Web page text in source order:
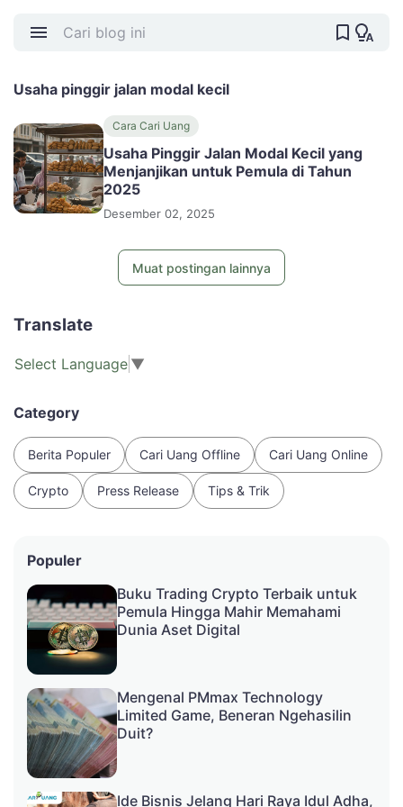
Usaha pinggir jalan modal kecil
Cara Cari Uang
Usaha Pinggir Jalan Modal Kecil yang
Menjanjikan untuk Pemula di Tahun
2025
Desember 02, 2025
Muat postingan lainnya
Translate
Select Language ▼
Category
Berita Populer Cari Uang Offline Cari Uang Online
Crypto Press Release Tips & Trik
Populer
Buku Trading Crypto Terbaik untuk
Pemula Hingga Mahir Memahami
Dunia Aset Digital
Mengenal PMmax Technology
Limited Game, Beneran Ngehasilin
Duit?
Ide Bisnis Jelang Hari Raya Idul Adha,